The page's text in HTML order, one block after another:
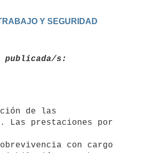
Y SEGURIDAD
publicada/s:
Las prestaciones por
con cargo